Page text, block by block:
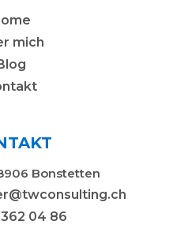
mich
Bonstetten
04 86